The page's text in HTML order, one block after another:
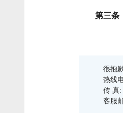
第三条
很抱
热线
传 真:
客服